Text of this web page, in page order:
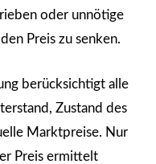
oder unnötige
Preis zu senken.
berücksichtigt alle
Zustand des
Marktpreise. Nur
Preis ermittelt